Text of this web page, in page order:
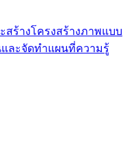
สร้างโครงสร้างภาพแบบ
ละจัดทำแผนที่ความรู้